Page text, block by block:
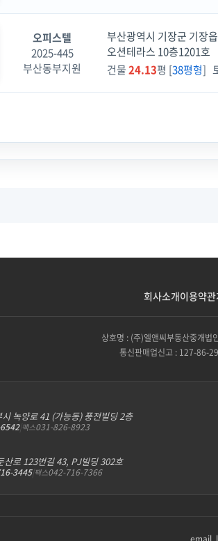
오피스텔
2025-445
부산동부지원
부산광역시 기장군 기장
오션테라스 10층1201호
건물24.13평 [38평형]
회사소개이용약관
상호명 : (주)엘앤씨부동산중개법
통신판매업신고 : 127-86-
녹양로 41 (가능동) 풍전빌딩 2층
|팩스031-826-8923
산로 123번길 43, PJ빌딩 302호
3445|팩스042-716-7366